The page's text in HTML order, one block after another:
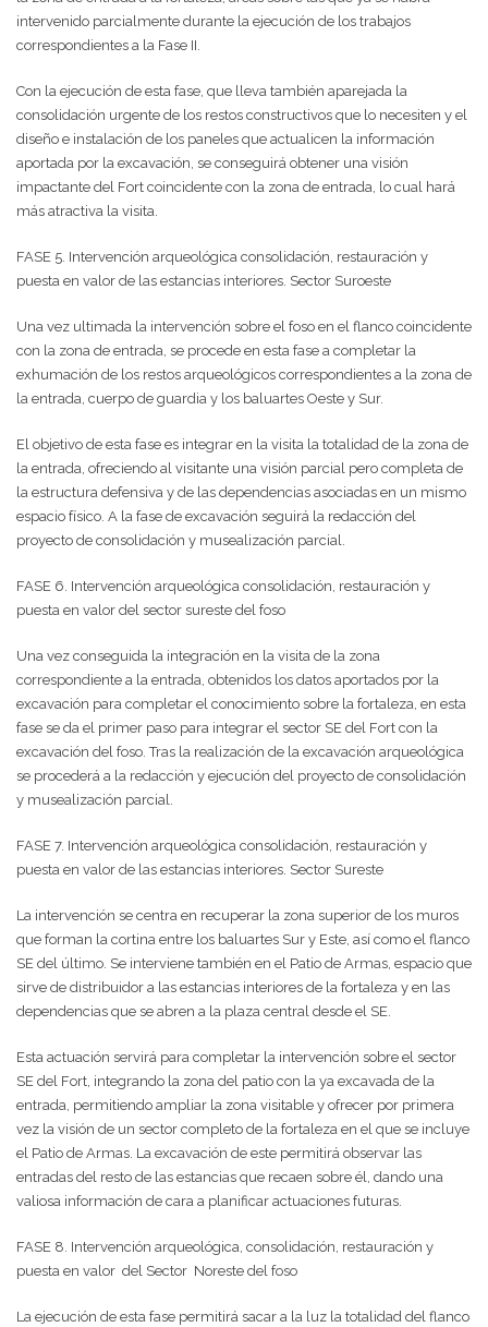
intervenido parcialmente durante la ejecución de los trabajos
correspondientes a la Fase II.
Con la ejecución de esta fase, que lleva también aparejada la
consolidación urgente de los restos constructivos que lo necesiten y el
diseño e instalación de los paneles que actualicen la información
aportada por la excavación, se conseguirá obtener una visión
impactante del Fort coincidente con la zona de entrada, lo cual hará
más atractiva la visita.
FASE 5. Intervención arqueológica consolidación, restauración y
puesta en valor de las estancias interiores. Sector Suroeste
Una vez ultimada la intervención sobre el foso en el flanco coincidente
con la zona de entrada, se procede en esta fase a completar la
exhumación de los restos arqueológicos correspondientes a la zona de
la entrada, cuerpo de guardia y los baluartes Oeste y Sur.
El objetivo de esta fase es integrar en la visita la totalidad de la zona de
la entrada, ofreciendo al visitante una visión parcial pero completa de
la estructura defensiva y de las dependencias asociadas en un mismo
espacio físico. A la fase de excavación seguirá la redacción del
proyecto de consolidación y musealización parcial.
FASE 6. Intervención arqueológica consolidación, restauración y
puesta en valor del sector sureste del foso
Una vez conseguida la integración en la visita de la zona
correspondiente a la entrada, obtenidos los datos aportados por la
excavación para completar el conocimiento sobre la fortaleza, en esta
fase se da el primer paso para integrar el sector SE del Fort con la
excavación del foso. Tras la realización de la excavación arqueológica
se procederá a la redacción y ejecución del proyecto de consolidación
y musealización parcial.
FASE 7. Intervención arqueológica consolidación, restauración y
puesta en valor de las estancias interiores. Sector Sureste
La intervención se centra en recuperar la zona superior de los muros
que forman la cortina entre los baluartes Sur y Este, así como el flanco
SE del último. Se interviene también en el Patio de Armas, espacio que
sirve de distribuidor a las estancias interiores de la fortaleza y en las
dependencias que se abren a la plaza central desde el SE.
Esta actuación servirá para completar la intervención sobre el sector
SE del Fort, integrando la zona del patio con la ya excavada de la
entrada, permitiendo ampliar la zona visitable y ofrecer por primera
vez la visión de un sector completo de la fortaleza en el que se incluye
el Patio de Armas. La excavación de este permitirá observar las
entradas del resto de las estancias que recaen sobre él, dando una
valiosa información de cara a planificar actuaciones futuras.
FASE 8. Intervención arqueológica, consolidación, restauración y
puesta en valor del Sector Noreste del foso
La ejecución de esta fase permitirá sacar a la luz la totalidad del flanco